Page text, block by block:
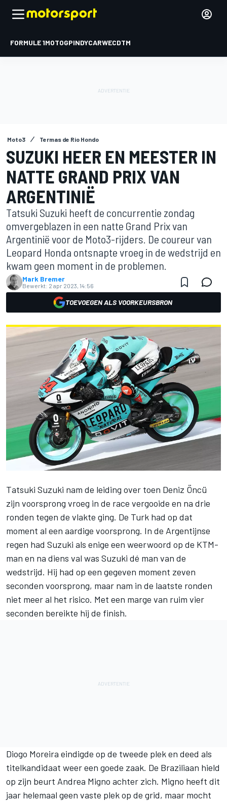
FORMULE 1MOTOGPINDYCARWECDTM
Moto3 Termas de Rio Hondo
SUZUKI HEER EN MEESTER IN
NATTE GRAND PRIX VAN
ARGENTINIË
Tatsuki Suzuki heeft de concurrentie zondag
omvergeblazen in een natte Grand Prix van
Argentinië voor de Moto3-rijders. De coureur van
Leopard Honda ontsnapte vroeg in de wedstrijd en
kwam geen moment in de problemen.
Mark Bremer
Bewerkt: 2 apr 2023, 14:56
TOEVOEGEN ALS VOORKEURSBRON
Tatsuki Suzuki nam de leiding over toen Deniz Öncü
zijn voorsprong vroeg in de race vergooide en na drie
ronden tegen de vlakte ging. De Turk had op dat
moment al een aardige voorsprong. In de Argentijnse
regen had Suzuki als enige een weerwoord op de KTM-
man en na diens val was Suzuki dé man van de
wedstrijd. Hij had op een gegeven moment zeven
seconden voorsprong, maar nam in de laatste ronden
niet meer al het risico. Met een marge van ruim vier
seconden bereikte hij de finish.
Diogo Moreira eindigde op de tweede plek en deed als
titelkandidaat weer een goede zaak. De Braziliaan hield
op zijn beurt Andrea Migno achter zich. Migno heeft dit
jaar helemaal geen vaste plek op de grid, maar mocht